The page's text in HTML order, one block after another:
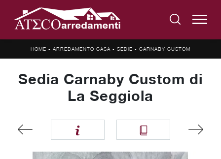
HOME - ARREDAMENTO CASA - SEDIE - CARNABY CUSTOM
Sedia Carnaby Custom di
La Seggiola